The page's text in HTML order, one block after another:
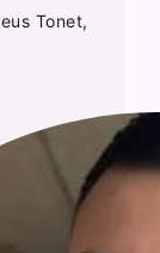
Tonet,